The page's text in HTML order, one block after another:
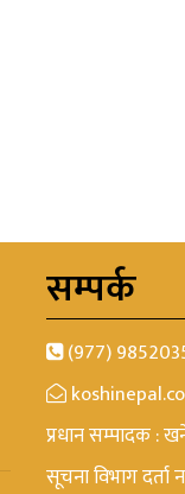
सम्पर्क
(977)
प्रधान सम्पादक :
सूचना विभाग